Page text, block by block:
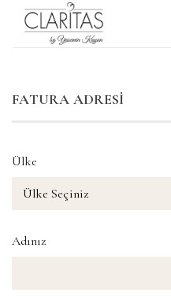
FATURA ADRESİ
Ülke
Adınız